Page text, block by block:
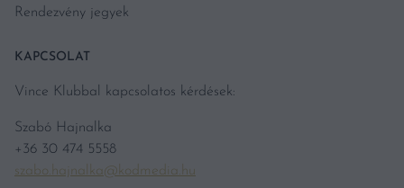
Rendezvény jegyek
KAPCSOLAT
Vince Klubbal kapcsolatos kérdések:
Szabó Hajnalka
+36 30 474 5558
szabo.hajnalka@kodmedia.hu